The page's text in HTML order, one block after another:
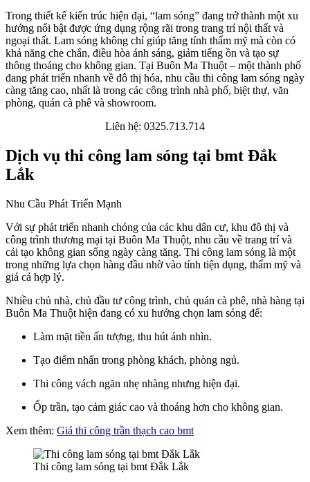
Trong thiết kế kiến trúc hiện đại, “lam sóng” đang trở thành một xu
hướng nổi bật được ứng dụng rộng rãi trong trang trí nội thất và
ngoại thất. Lam sóng không chỉ giúp tăng tính thẩm mỹ mà còn có
khả năng che chắn, điều hòa ánh sáng, giảm tiếng ồn và tạo sự
thông thoáng cho không gian. Tại Buôn Ma Thuột – một thành phố
đang phát triển nhanh về đô thị hóa, nhu cầu thi công lam sóng ngày
càng tăng cao, nhất là trong các công trình nhà phố, biệt thự, văn
phòng, quán cà phê và showroom.
Liên hệ: 0325.713.714
Dịch vụ thi công lam sóng tại bmt Đắk
Lắk
Nhu Cầu Phát Triển Mạnh
Với sự phát triển nhanh chóng của các khu dân cư, khu đô thị và
công trình thương mại tại Buôn Ma Thuột, nhu cầu về trang trí và
cải tạo không gian sống ngày càng tăng. Thi công lam sóng là một
trong những lựa chọn hàng đầu nhờ vào tính tiện dụng, thẩm mỹ và
giá cả hợp lý.
Nhiều chủ nhà, chủ đầu tư công trình, chủ quán cà phê, nhà hàng tại
Buôn Ma Thuột hiện đang có xu hướng chọn lam sóng để:
Làm mặt tiền ấn tượng, thu hút ánh nhìn.
Tạo điểm nhấn trong phòng khách, phòng ngủ.
Thi công vách ngăn nhẹ nhàng nhưng hiện đại.
Ốp trần, tạo cảm giác cao và thoáng hơn cho không gian.
Xem thêm: Giá thi công trần thạch cao bmt
Thi công lam sóng tại bmt Đắk Lắk